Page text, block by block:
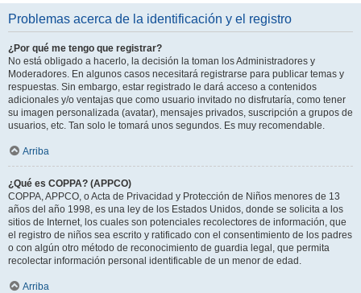
Problemas acerca de la identificación y el registro
¿Por qué me tengo que registrar?
No está obligado a hacerlo, la decisión la toman los Administradores y
Moderadores. En algunos casos necesitará registrarse para publicar temas y
respuestas. Sin embargo, estar registrado le dará acceso a contenidos
adicionales y/o ventajas que como usuario invitado no disfrutaría, como tener
su imagen personalizada (avatar), mensajes privados, suscripción a grupos de
usuarios, etc. Tan solo le tomará unos segundos. Es muy recomendable.
Arriba
¿Qué es COPPA? (APPCO)
COPPA, APPCO, o Acta de Privacidad y Protección de Niños menores de 13
años del año 1998, es una ley de los Estados Unidos, donde se solicita a los
sitios de Internet, los cuales son potenciales recolectores de información, que
el registro de niños sea escrito y ratificado con el consentimiento de los padres
o con algún otro método de reconocimiento de guardia legal, que permita
recolectar información personal identificable de un menor de edad.
Arriba